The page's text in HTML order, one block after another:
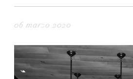
06 marzo 2020